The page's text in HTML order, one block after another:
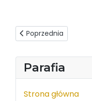
Parafia
Strona główna
Poprzednia strona:
Poprzednia